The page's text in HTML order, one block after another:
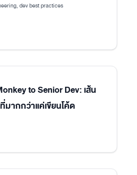
dev best practices
to Senior Dev: เส้น
มากกว่าแค่เขียนโค้ด